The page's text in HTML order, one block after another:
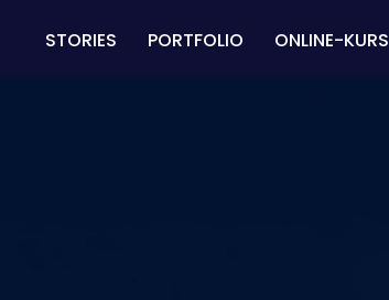
STORIES PORTFOLIO ONLINE-KURS